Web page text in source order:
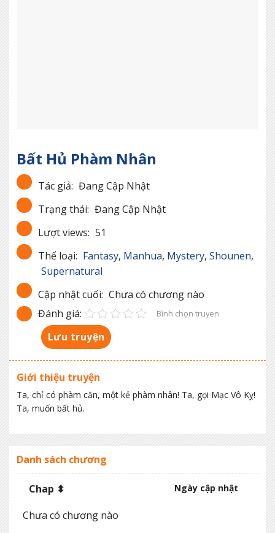
Bất Hủ Phàm Nhân
Tác giả: Đang Cập Nhật
Trạng thái: Đang Cập Nhật
Lượt views: 51
Thể loại: Fantasy, Manhua, Mystery, Shounen,
Supernatural
Cập nhật cuối: Chưa có chương nào
Đánh giá:
Bình chọn truyen
Lưu truyện
Giới thiệu truyện
Ta, chỉ có phàm căn, một kẻ phàm nhân! Ta, gọi Mạc Vô Kỵ!
Ta, muốn bất hủ.
Danh sách chương
Chap ⬍ Ngày cập nhật
Chưa có chương nào